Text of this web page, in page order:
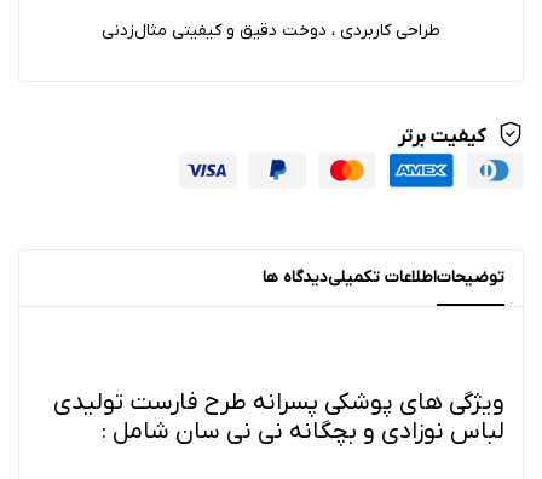
طراحی کاربردی ، دوخت دقیق و کیفیتی مثال‌زدنی
کیفیت برتر
توضیحاتاطلاعات تکمیلیدیدگاه ها
ویژگی های پوشکی پسرانه طرح فارست تولیدی
لباس نوزادی و بچگانه نی نی سان شامل :